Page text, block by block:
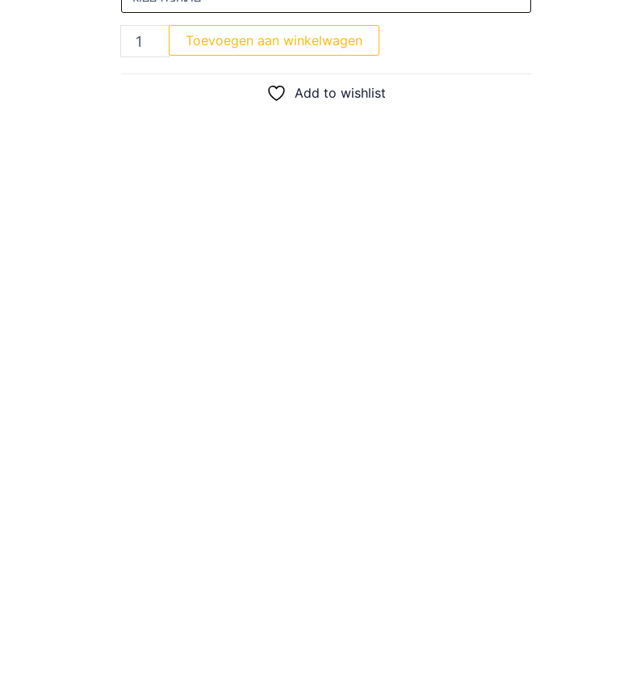
Toevoegen aan winkelwagen
Add to wishlist